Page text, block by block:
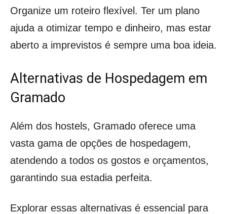
Organize um roteiro flexível. Ter um plano
ajuda a otimizar tempo e dinheiro, mas estar
aberto a imprevistos é sempre uma boa ideia.
Alternativas de Hospedagem em
Gramado
Além dos hostels, Gramado oferece uma
vasta gama de opções de hospedagem,
atendendo a todos os gostos e orçamentos,
garantindo sua estadia perfeita.
Explorar essas alternativas é essencial para